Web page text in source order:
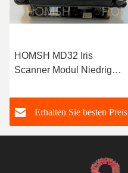
HOMSH MD32 Iris
Scanner Modul Niedriger
Zugangskontrolle
Erhalten Sie besten Preis